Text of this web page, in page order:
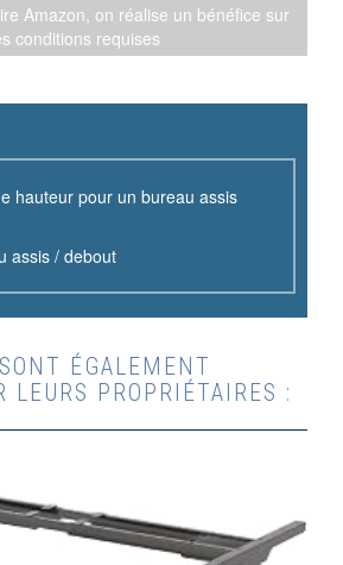
Amazon, on réalise un bénéfice sur
conditions requises
hauteur pour un bureau assis
assis / debout
ÉGALEMENT
LEURS PROPRIÉTAIRES :